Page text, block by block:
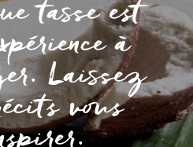
tasse est
à
Laissez
vous